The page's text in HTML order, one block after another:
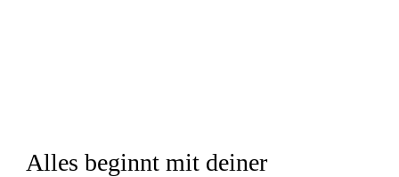
Alles beginnt mit deiner